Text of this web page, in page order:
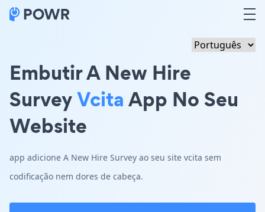
Embutir A New Hire
SurveyVcitaApp No Seu
Website
app adicione A New Hire Survey ao seu site vcita sem
codificação nem dores de cabeça.